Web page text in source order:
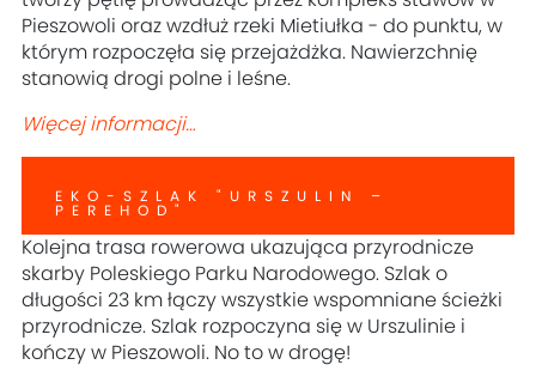
Pieszowoli oraz wzdłuż rzeki Mietiułka - do punktu, w
którym rozpoczęła się przejażdżka. Nawierzchnię
stanowią drogi polne i leśne.
Więcej informacji…
EKO-SZLAK "URSZULIN –
PEREHOD"
Kolejna trasa rowerowa ukazująca przyrodnicze
skarby Poleskiego Parku Narodowego. Szlak o
długości 23 km łączy wszystkie wspomniane ścieżki
przyrodnicze. Szlak rozpoczyna się w Urszulinie i
kończy w Pieszowoli. No to w drogę!